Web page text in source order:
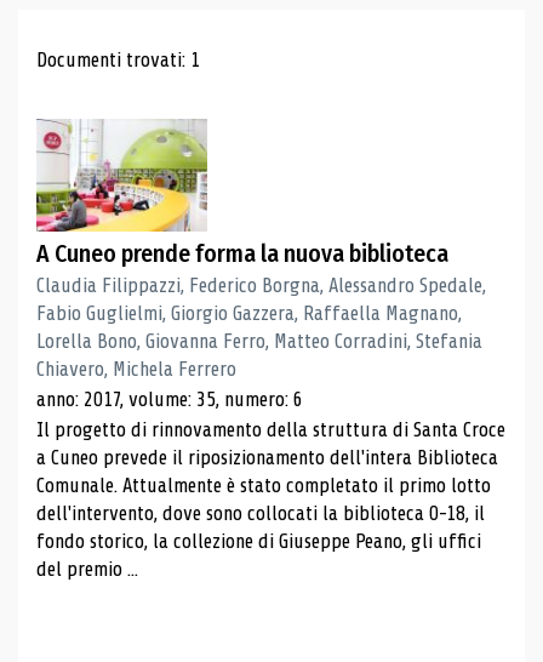
Risultati di ricerca
Documenti trovati: 1
A Cuneo prende forma la nuova biblioteca
Claudia Filippazzi, Federico Borgna, Alessandro Spedale,
Fabio Guglielmi, Giorgio Gazzera, Raffaella Magnano,
Lorella Bono, Giovanna Ferro, Matteo Corradini, Stefania
Chiavero, Michela Ferrero
anno: 2017, volume: 35, numero: 6
Il progetto di rinnovamento della struttura di Santa Croce
a Cuneo prevede il riposizionamento dell'intera Biblioteca
Comunale. Attualmente è stato completato il primo lotto
dell'intervento, dove sono collocati la biblioteca 0-18, il
fondo storico, la collezione di Giuseppe Peano, gli uffici
del premio ...